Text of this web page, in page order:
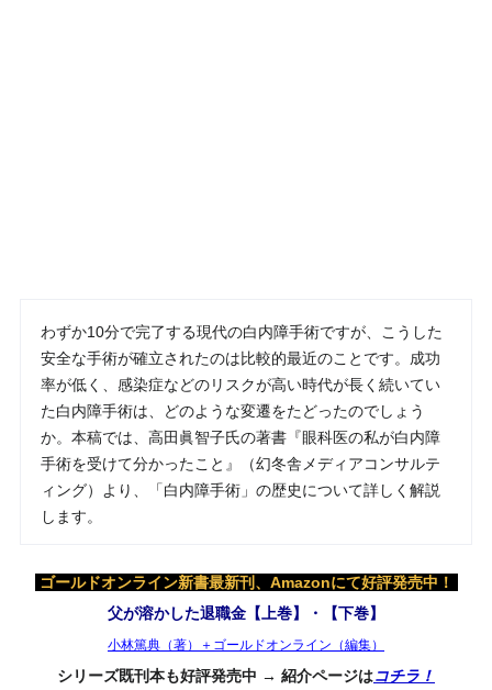
わずか10分で完了する現代の白内障手術ですが、こうした
安全な手術が確立されたのは比較的最近のことです。成功
率が低く、感染症などのリスクが高い時代が長く続いてい
た白内障手術は、どのような変遷をたどったのでしょう
か。本稿では、高田眞智子氏の著書『眼科医の私が白内障
手術を受けて分かったこと』（幻冬舎メディアコンサルテ
ィング）より、「白内障手術」の歴史について詳しく解説
します。
ゴールドオンライン新書最新刊、Amazonにて好評発売中！
父が溶かした退職金【上巻】・【下巻】
小林篤典（著）＋ゴールドオンライン（編集）
シリーズ既刊本も好評発売中 → 紹介ページはコチラ！